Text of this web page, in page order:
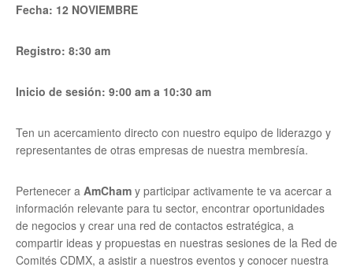
Fecha: 12 NOVIEMBRE
Registro: 8:30 am
Inicio de sesión: 9:00 am a 10:30 am
Ten un acercamiento directo con nuestro equipo de liderazgo y
representantes de otras empresas de nuestra membresía.
Pertenecer a AmCham y participar activamente te va acercar a
información relevante para tu sector, encontrar oportunidades
de negocios y crear una red de contactos estratégica, a
compartir ideas y propuestas en nuestras sesiones de la Red de
Comités CDMX, a asistir a nuestros eventos y conocer nuestra